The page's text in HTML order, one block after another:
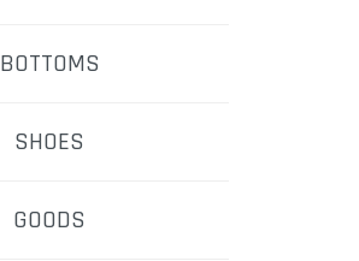
BOTTOMS
SHOES
GOODS